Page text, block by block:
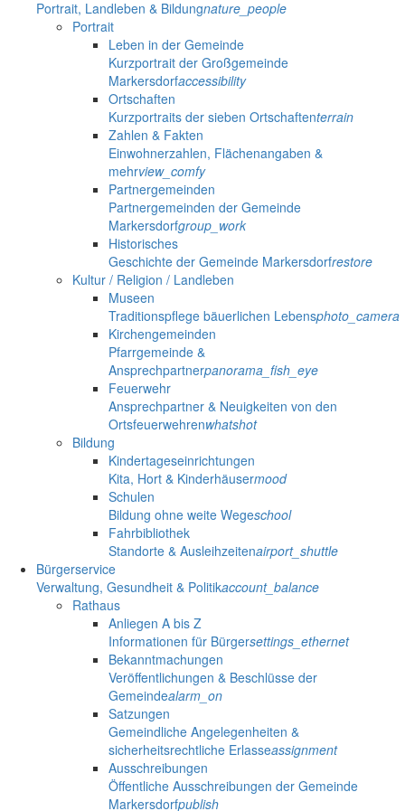
Portrait, Landleben & Bildungnature_people
Portrait
Leben in der Gemeinde
Kurzportrait der Großgemeinde
Markersdorfaccessibility
Ortschaften
Kurzportraits der sieben Ortschaftenterrain
Zahlen & Fakten
Einwohnerzahlen, Flächenangaben &
mehrview_comfy
Partnergemeinden
Partnergemeinden der Gemeinde
Markersdorfgroup_work
Historisches
Geschichte der Gemeinde Markersdorfrestore
Kultur / Religion / Landleben
Museen
Traditionspflege bäuerlichen Lebensphoto_camera
Kirchengemeinden
Pfarrgemeinde &
Ansprechpartnerpanorama_fish_eye
Feuerwehr
Ansprechpartner & Neuigkeiten von den
Ortsfeuerwehrenwhatshot
Bildung
Kindertageseinrichtungen
Kita, Hort & Kinderhäusermood
Schulen
Bildung ohne weite Wegeschool
Fahrbibliothek
Standorte & Ausleihzeitenairport_shuttle
Bürgerservice
Verwaltung, Gesundheit & Politikaccount_balance
Rathaus
Anliegen A bis Z
Informationen für Bürgersettings_ethernet
Bekanntmachungen
Veröffentlichungen & Beschlüsse der
Gemeindealarm_on
Satzungen
Gemeindliche Angelegenheiten &
sicherheitsrechtliche Erlasseassignment
Ausschreibungen
Öffentliche Ausschreibungen der Gemeinde
Markersdorfpublish